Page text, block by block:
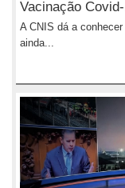
Vacinação
A CNIS dá a
ainda...